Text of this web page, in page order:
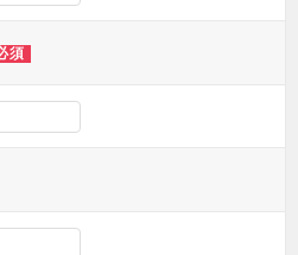
須